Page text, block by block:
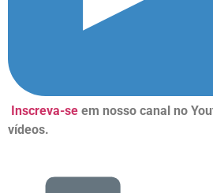
Inscreva-se em nosso canal no
vídeos.